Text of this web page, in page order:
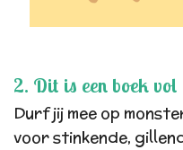
2. Dit is een boek vol
Durf jij mee op
voor stinkende,